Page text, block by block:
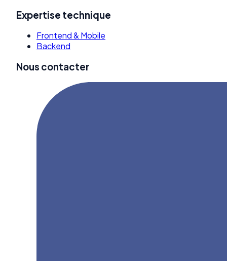
Expertise technique
Frontend & Mobile
Backend
Nous contacter